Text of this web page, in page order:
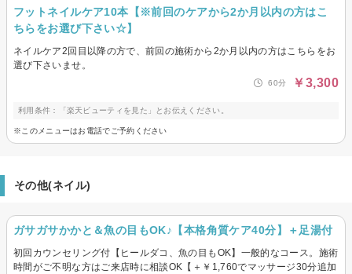
フットネイルケア10本【※前回のケアから2か月以内の方はこ
ちらをお選び下さい☆】
ネイルケア2回目以降の方で、前回の施術から2か月以内の方はこちらをお
選び下さいませ。
60分 ￥3,300
利用条件：「楽天ビューティを見た」とお伝えください。
※このメニューはお電話でご予約ください
その他(ネイル)
ガサガサかかと＆魚の目もOK♪【本格角質ケア40分】＋足湯付
初回カウンセリング付【ヒールダコ、魚の目もOK】一般的なコース。施術
時間がご不明な方はご来店時に相談OK【＋￥1,760でマッサージ30分追加